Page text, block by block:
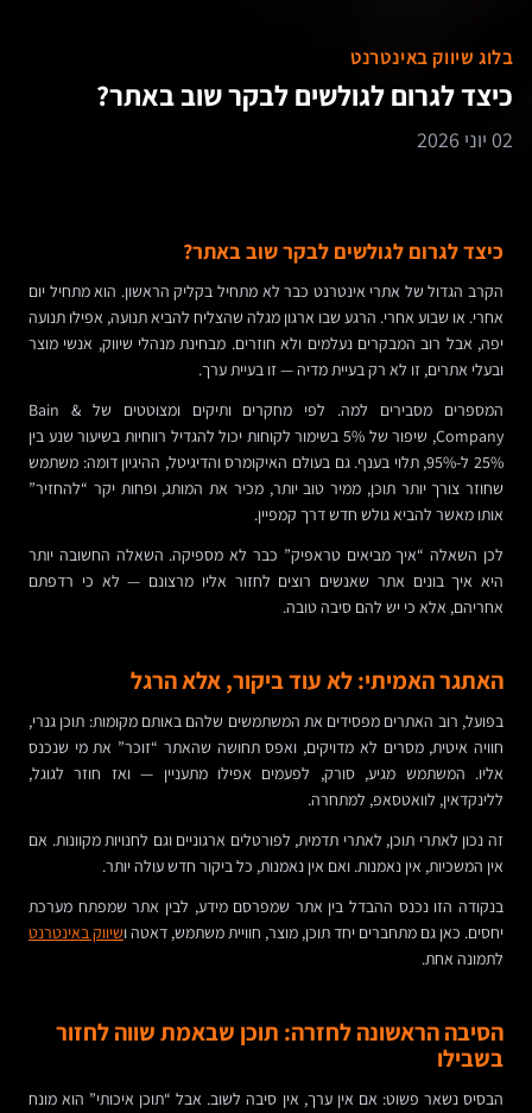
בלוג שיווק באינטרנט
כיצד לגרום לגולשים לבקר שוב באתר?
02 יוני 2026
כיצד לגרום לגולשים לבקר שוב באתר?
הקרב הגדול של אתרי אינטרנט כבר לא מתחיל בקליק הראשון. הוא מתחיל יום
אחרי. או שבוע אחרי. הרגע שבו ארגון מגלה שהצליח להביא תנועה, אפילו תנועה
יפה, אבל רוב המבקרים נעלמים ולא חוזרים. מבחינת מנהלי שיווק, אנשי מוצר
ובעלי אתרים, זו לא רק בעיית מדיה — זו בעיית ערך.
המספרים מסבירים למה. לפי מחקרים ותיקים ומצוטטים של Bain &
Company, שיפור של 5% בשימור לקוחות יכול להגדיל רווחיות בשיעור שנע בין
25% ל-95%, תלוי בענף. גם בעולם האיקומרס והדיגיטל, ההיגיון דומה: משתמש
שחוזר צורך יותר תוכן, ממיר טוב יותר, מכיר את המותג, ופחות יקר “להחזיר”
אותו מאשר להביא גולש חדש דרך קמפיין.
לכן השאלה “איך מביאים טראפיק” כבר לא מספיקה. השאלה החשובה יותר
היא איך בונים אתר שאנשים רוצים לחזור אליו מרצונם — לא כי רדפתם
אחריהם, אלא כי יש להם סיבה טובה.
האתגר האמיתי: לא עוד ביקור, אלא הרגל
בפועל, רוב האתרים מפסידים את המשתמשים שלהם באותם מקומות: תוכן גנרי,
חוויה איטית, מסרים לא מדויקים, ואפס תחושה שהאתר “זוכר” את מי שנכנס
אליו. המשתמש מגיע, סורק, לפעמים אפילו מתעניין — ואז חוזר לגוגל,
ללינקדאין, לוואטסאפ, למתחרה.
זה נכון לאתרי תוכן, לאתרי תדמית, לפורטלים ארגוניים וגם לחנויות מקוונות. אם
אין המשכיות, אין נאמנות. ואם אין נאמנות, כל ביקור חדש עולה יותר.
בנקודה הזו נכנס ההבדל בין אתר שמפרסם מידע, לבין אתר שמפתח מערכת
יחסים. כאן גם מתחברים יחד תוכן, מוצר, חוויית משתמש, דאטה ושיווק באינטרנט
לתמונה אחת.
הסיבה הראשונה לחזרה: תוכן שבאמת שווה לחזור
בשבילו
הבסיס נשאר פשוט: אם אין ערך, אין סיבה לשוב. אבל “תוכן איכותי” הוא מונח